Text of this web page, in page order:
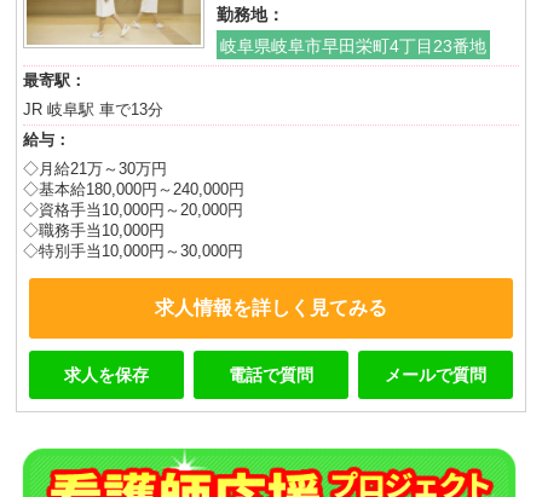
勤務地：
岐阜県岐阜市早田栄町4丁目23番地
最寄駅：
JR 岐阜駅 車で13分
給与：
◇月給21万～30万円
◇基本給180,000円～240,000円
◇資格手当10,000円～20,000円
◇職務手当10,000円
◇特別手当10,000円～30,000円
求人情報を詳しく見てみる
求人を保存 電話で質問 メールで質問